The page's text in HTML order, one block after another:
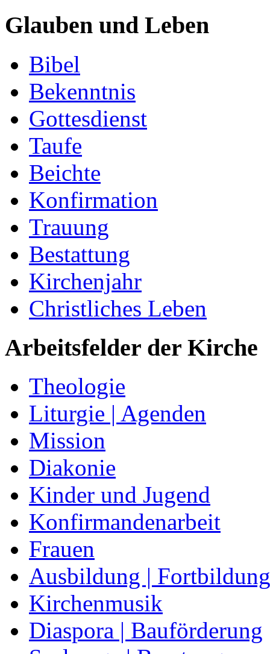
Glauben und Leben
Bibel
Bekenntnis
Gottesdienst
Taufe
Beichte
Konfirmation
Trauung
Bestattung
Kirchenjahr
Christliches Leben
Arbeitsfelder der Kirche
Theologie
Liturgie | Agenden
Mission
Diakonie
Kinder und Jugend
Konfirmandenarbeit
Frauen
Ausbildung | Fortbildung
Kirchenmusik
Diaspora | Bauförderung